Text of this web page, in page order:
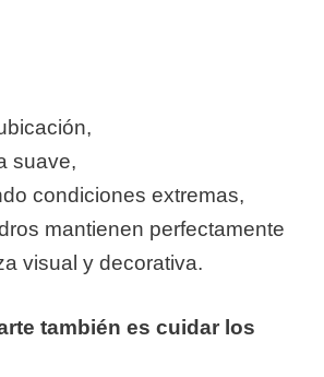
suave,
condiciones extremas,
mantienen perfectamente
visual y decorativa.
también es cuidar los